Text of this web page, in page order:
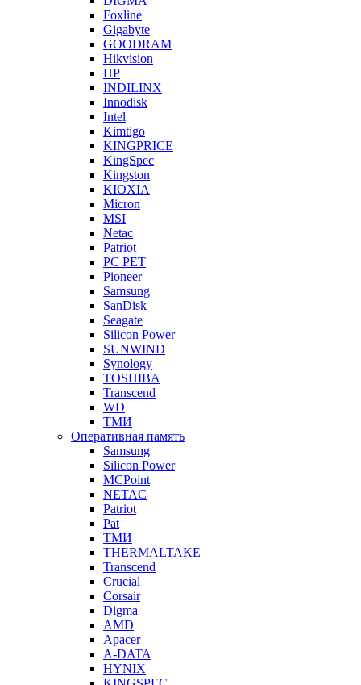
Foxline
Gigabyte
GOODRAM
Hikvision
HP
INDILINX
Innodisk
Intel
Kimtigo
KINGPRICE
KingSpec
Kingston
KIOXIA
Micron
MSI
Netac
Patriot
PC PET
Pioneer
Samsung
SanDisk
Seagate
Silicon Power
SUNWIND
Synology
TOSHIBA
Transcend
WD
ТМИ
Оперативная память
Samsung
Silicon Power
MCPoint
NETAC
Patriot
Pat
ТМИ
THERMALTAKE
Transcend
Crucial
Corsair
Digma
AMD
Apacer
A-DATA
HYNIX